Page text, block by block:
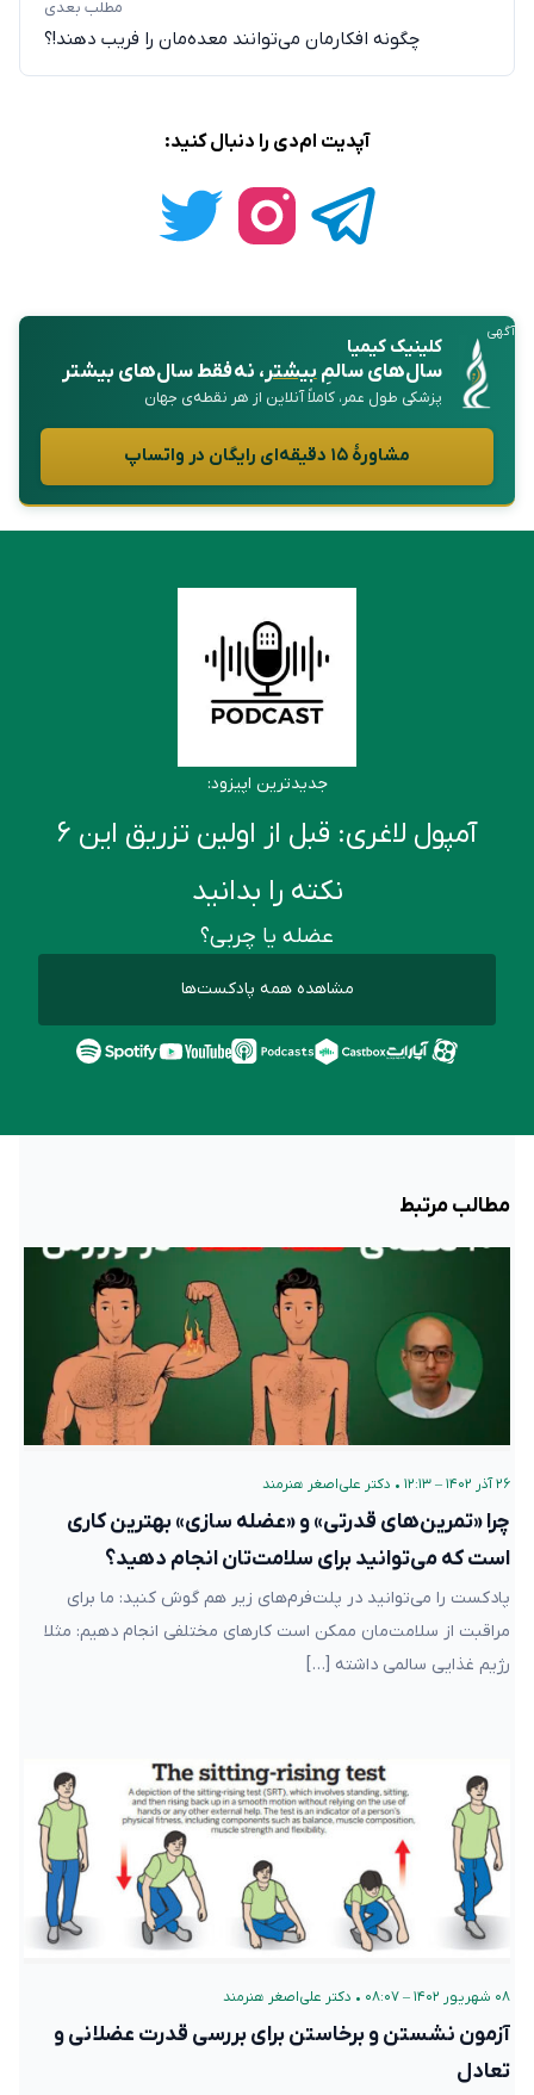
مطلب بعدی
چگونه افکارمان می‌توانند معده‌مان را فریب دهند!؟
آپدیت ام‌دی را دنبال کنید:
آگهی
کلینیک کیمیا
سال‌های سالمِبیشتر، نه فقط سال‌های بیشتر
پزشکی طول عمر، کاملاً آنلاین از هر نقطه‌ی جهان
مشاورهٔ ۱۵ دقیقه‌ای رایگان در واتساپ
جدیدترین اپیزود:
آمپول لاغری: قبل از اولین تزریق این ۶
نکته را بدانید
عضله یا چربی؟
مشاهده همه پادکست‌ها
مطالب مرتبط
۲۶ آذر ۱۴۰۲ – ۱۲:۱۳ • دکتر علی‌اصغر هنرمند
چرا «تمرین‌های قدرتی» و «عضله سازی» بهترین کاری
است که می‌توانید برای سلامت‌تان انجام دهید؟
پادکست را می‌توانید در پلت‌فرم‌های زیر هم گوش کنید: ما برای
مراقبت از سلامت‌مان ممکن است کارهای مختلفی انجام دهیم: مثلا
رژیم غذایی سالمی داشته […]
۰۸ شهریور ۱۴۰۲ – ۰۸:۰۷ • دکتر علی‌اصغر هنرمند
آزمون نشستن و برخاستن برای بررسی قدرت عضلانی و
تعادل